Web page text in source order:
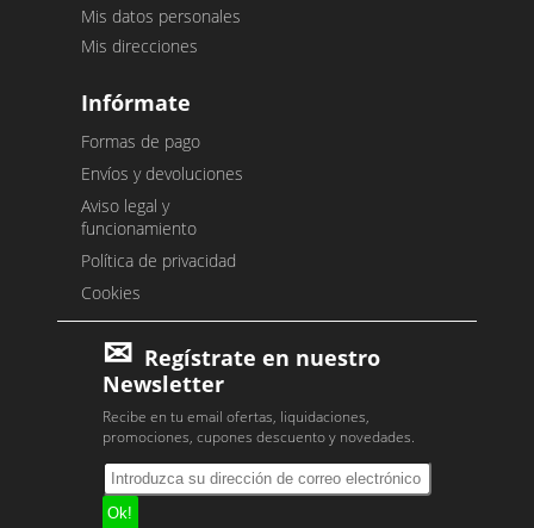
Mis datos personales
Mis direcciones
Infórmate
Formas de pago
Envíos y devoluciones
Aviso legal y
funcionamiento
Política de privacidad
Cookies
Regístrate en nuestro
Newsletter
Recibe en tu email ofertas, liquidaciones,
promociones, cupones descuento y novedades.